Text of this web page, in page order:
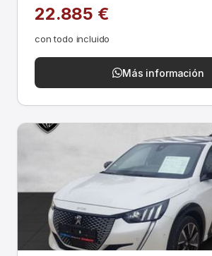
22.885 €
con todo incluido
Más información